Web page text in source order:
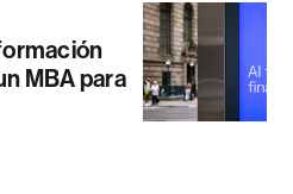
MBA para